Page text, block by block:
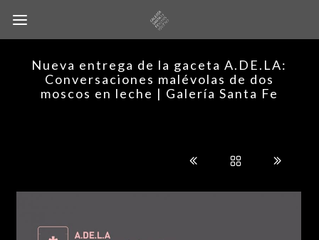
Nueva entrega de la gaceta A.DE.LA:
Conversaciones malévolas de dos
moscos en leche | Galería Santa Fe